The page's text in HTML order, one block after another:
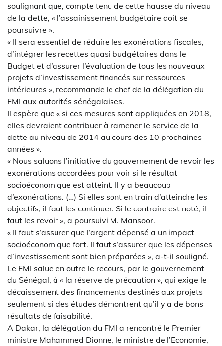
soulignant que, compte tenu de cette hausse du niveau
de la dette, « l’assainissement budgétaire doit se
poursuivre ».
« Il sera essentiel de réduire les exonérations fiscales,
d’intégrer les recettes quasi budgétaires dans le
Budget et d’assurer l’évaluation de tous les nouveaux
projets d’investissement financés sur ressources
intérieures », recommande le chef de la délégation du
FMI aux autorités sénégalaises.
Il espère que « si ces mesures sont appliquées en 2018,
elles devraient contribuer à ramener le service de la
dette au niveau de 2014 au cours des 10 prochaines
années ».
« Nous saluons l’initiative du gouvernement de revoir les
exonérations accordées pour voir si le résultat
socioéconomique est atteint. Il y a beaucoup
d’exonérations. (…) Si elles sont en train d’atteindre les
objectifs, il faut les continuer. Si le contraire est noté, il
faut les revoir », a poursuivi M. Mansoor.
« Il faut s’assurer que l’argent dépensé a un impact
socioéconomique fort. Il faut s’assurer que les dépenses
d’investissement sont bien préparées », a-t-il souligné.
Le FMI salue en outre le recours, par le gouvernement
du Sénégal, à « la réserve de précaution », qui exige le
décaissement des financements destinés aux projets
seulement si des études démontrent qu’il y a de bons
résultats de faisabilité.
A Dakar, la délégation du FMI a rencontré le Premier
ministre Mahammed Dionne, le ministre de l’Economie,